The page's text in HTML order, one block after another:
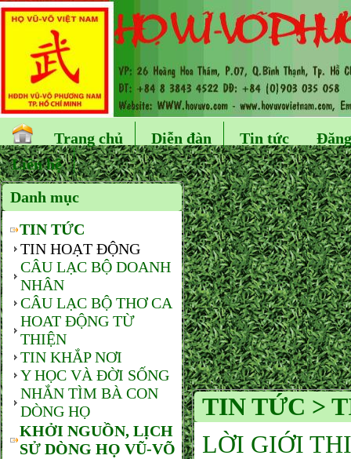
Trang chủ Diễn đàn Tin tức
Liên hệ
Danh mục
TIN TỨC
TIN HOẠT ĐỘNG
CÂU LẠC BỘ DOANH
NHÂN
CÂU LẠC BỘ THƠ CA
HOAT ĐỘNG TỪ
THIỆN
TIN KHẮP NƠI
Y HỌC VÀ ĐỜI SỐNG
NHẮN TÌM BÀ CON
DÒNG HỌ
KHỞI NGUỒN, LỊCH
SỬ DÒNG HỌ VŨ-VÕ
TIN TỨC >
LỜI GIỚI